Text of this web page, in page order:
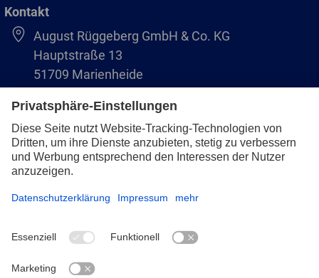
Kontakt
August Rüggeberg GmbH & Co. KG
Hauptstraße 13
51709 Marienheide
+49 2264 9-0
info@pferd.com
+49 2264 9-400
Datenschutz
AVB